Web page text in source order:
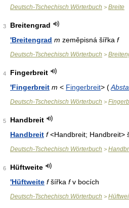
Deutsch-Tschechisch Wörterbuch > Breite
3
Breitengrad
'Breitengrad m zeměpisná šířka f
Deutsch-Tschechisch Wörterbuch >
4
Fingerbreit
'Fingerbreit m < Fingerbreit> (
Deutsch-Tschechisch Wörterbuch >
5
Handbreit
Handbreit f<Handbreit; Handbreit>
Deutsch-Tschechisch Wörterbuch >
6
Hüftweite
'Hüftweite fšířka fv bocích
Deutsch-Tschechisch Wörterbuch >